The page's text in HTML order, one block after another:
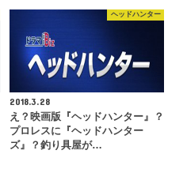
ヘッドハンター
2018.3.28
え？映画版『ヘッドハンター』？
プロレスに『ヘッドハンター
ズ』？釣り具屋が…